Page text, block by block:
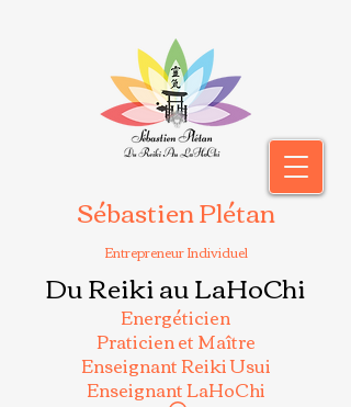
Sébastien Plétan
Entrepreneur Individuel
Du Reiki au LaHoChi
Energéticien
Praticien et Maître
Enseignant Reiki Usui
Enseignant LaHoChi